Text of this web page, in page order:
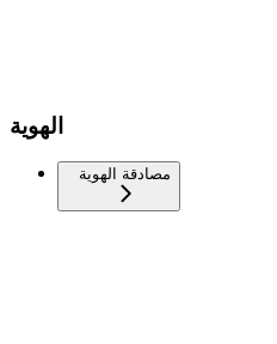
الهوية
مصادقة الهوية